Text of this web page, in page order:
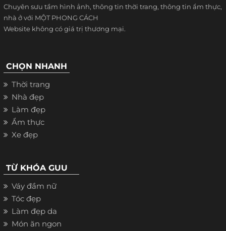
Chuyên sưu tầm hình ảnh, thông tin thời trang, thông tin ẩm thực,
nhà ở với MỘT PHONG CÁCH
Website không có giá trị thương mại.
CHỌN NHANH
Thời trang
Nhà đẹp
Làm đẹp
Ẩm thực
Xe đẹp
TỪ KHÓA GUU
Váy đầm nữ
Tóc đẹp
Làm đẹp da
Món ăn ngon